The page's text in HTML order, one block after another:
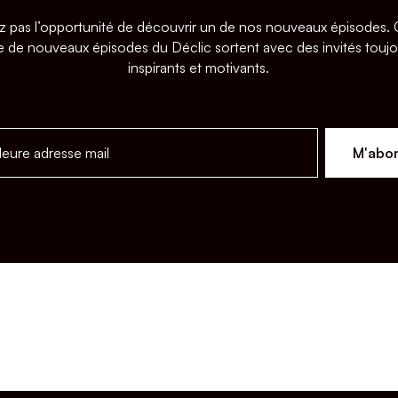
pas l’opportunité de découvrir un de nos nouveaux épisodes.
de nouveaux épisodes du Déclic sortent avec des invités
inspirants et motivants.